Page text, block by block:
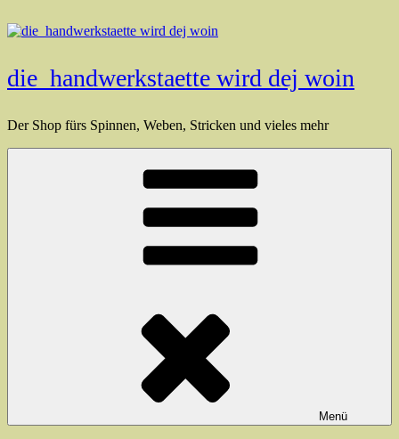
Inhalt
die_handwerkstaette wird dej woin
Der Shop fürs Spinnen, Weben, Stricken und vieles mehr
Menü